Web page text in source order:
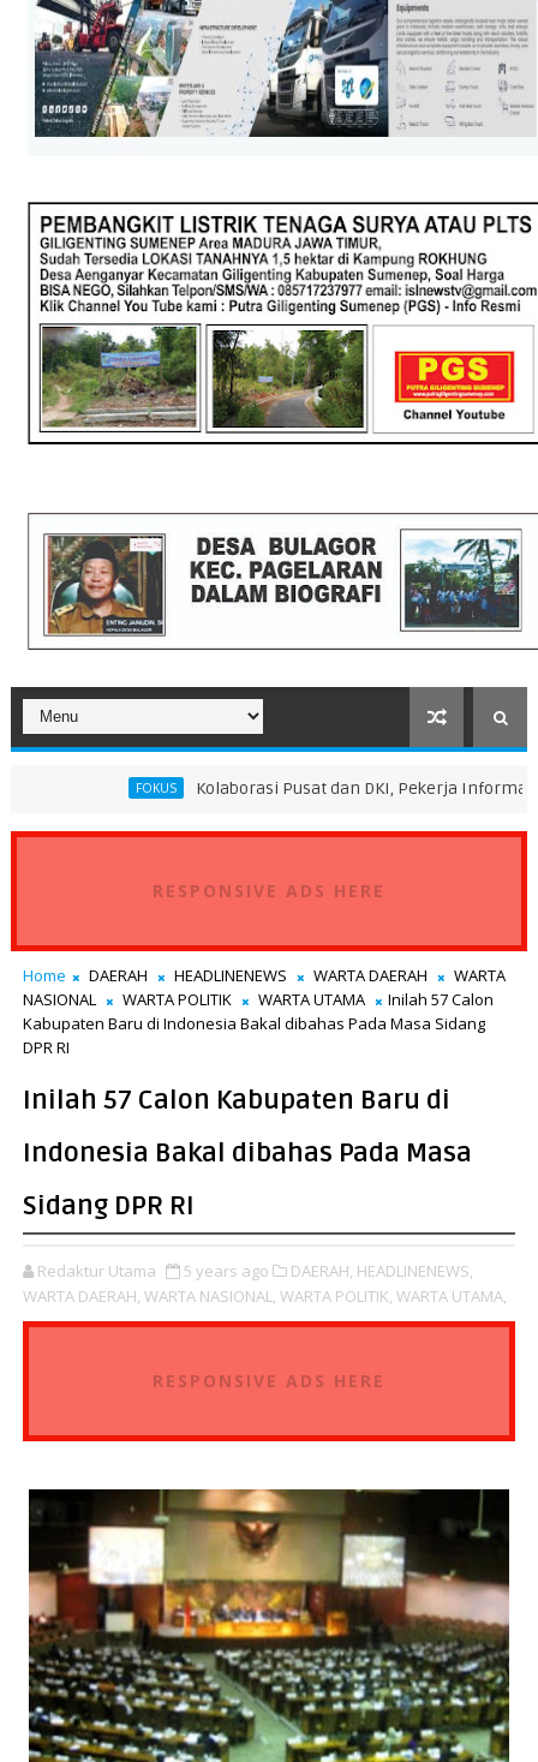
Kolaborasi Pusat dan DKI, Pekerja Informal Sektor
RESPONSIVE ADS HERE
Home DAERAH HEADLINENEWS WARTA DAERAH
WARTA
NASIONAL
WARTA POLITIK WARTA UTAMA
Inilah 57 Calon
Kabupaten Baru di Indonesia Bakal dibahas Pada Masa Sidang
DPR RI
Inilah 57 Calon Kabupaten Baru di
Indonesia Bakal dibahas Pada Masa
Sidang DPR RI
Redaktur Utama 5 years ago DAERAH, HEADLINENEWS,
WARTA DAERAH, WARTA NASIONAL, WARTA POLITIK, WARTA UTAMA,
RESPONSIVE ADS HERE